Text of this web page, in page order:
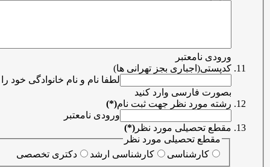
ورودی نامعتبر
کدپستی(اجباری بجز تهرانی ها)
لطفا نام و نام خانوادگی خود را
بصورت فارسی وارد کنید
رشته مورد نظر جهت ثبت نام(*)
ورودی نامعتبر
مقطع تحصیلی مورد نظر(*)
مقطع تحصیلی مورد نظر
کارشناسی
کارشناسی ارشد
دکتری تخصصی